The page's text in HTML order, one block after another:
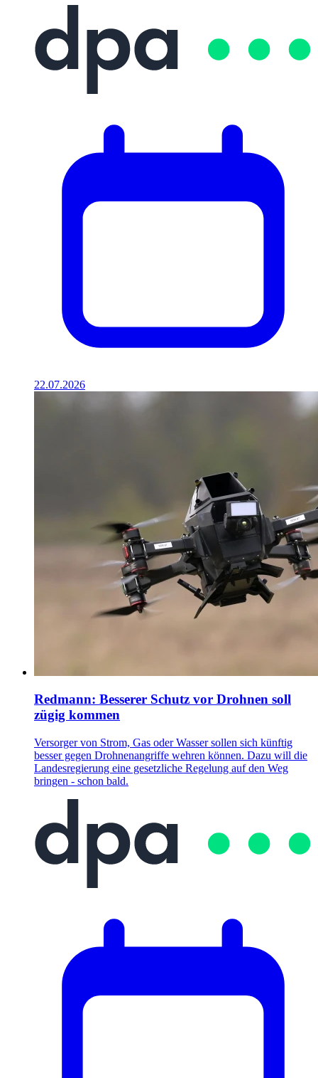
22.07.2026
Redmann: Besserer Schutz vor Drohnen soll
zügig kommen
Versorger von Strom, Gas oder Wasser sollen sich künftig
besser gegen Drohnenangriffe wehren können. Dazu will die
Landesregierung eine gesetzliche Regelung auf den Weg
bringen - schon bald.